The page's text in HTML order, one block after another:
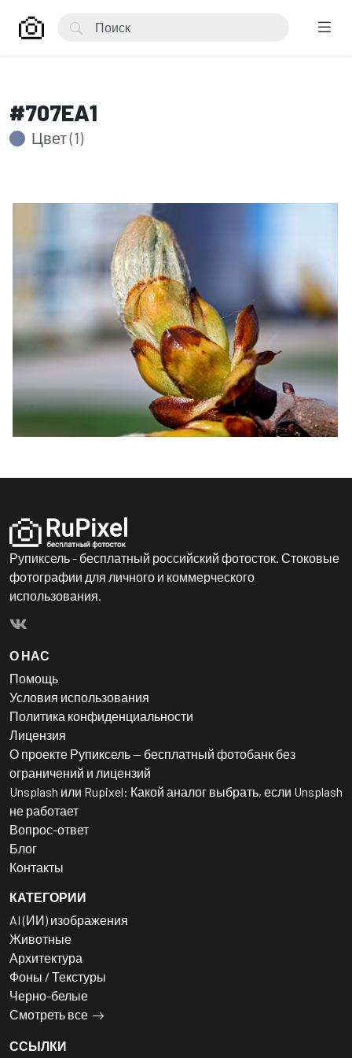
#707EA1
Цвет (1)
Рупиксель - бесплатный российский фотосток. Стоковые
фотографии для личного и коммерческого
использования.
О НАС
Помощь
Условия использования
Политика конфиденциальности
Лицензия
О проекте Рупиксель — бесплатный фотобанк без
ограничений и лицензий
Unsplash или Rupixel: Какой аналог выбрать, если Unsplash
не работает
Вопрос-ответ
Блог
Контакты
КАТЕГОРИИ
AI (ИИ) изображения
Животные
Архитектура
Фоны / Текстуры
Черно-белые
Смотреть все
ССЫЛКИ